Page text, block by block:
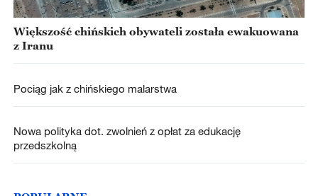
Większość chińskich obywateli została ewakuowana
z Iranu
Pociąg jak z chińskiego malarstwa
Nowa polityka dot. zwolnień z opłat za edukację
przedszkolną